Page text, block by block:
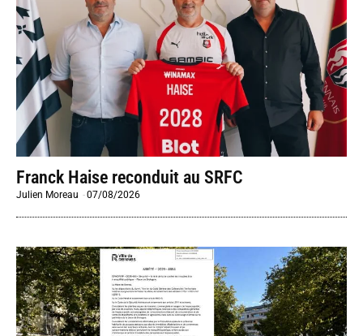
Franck Haise reconduit au SRFC
Julien Moreau -07/08/2026